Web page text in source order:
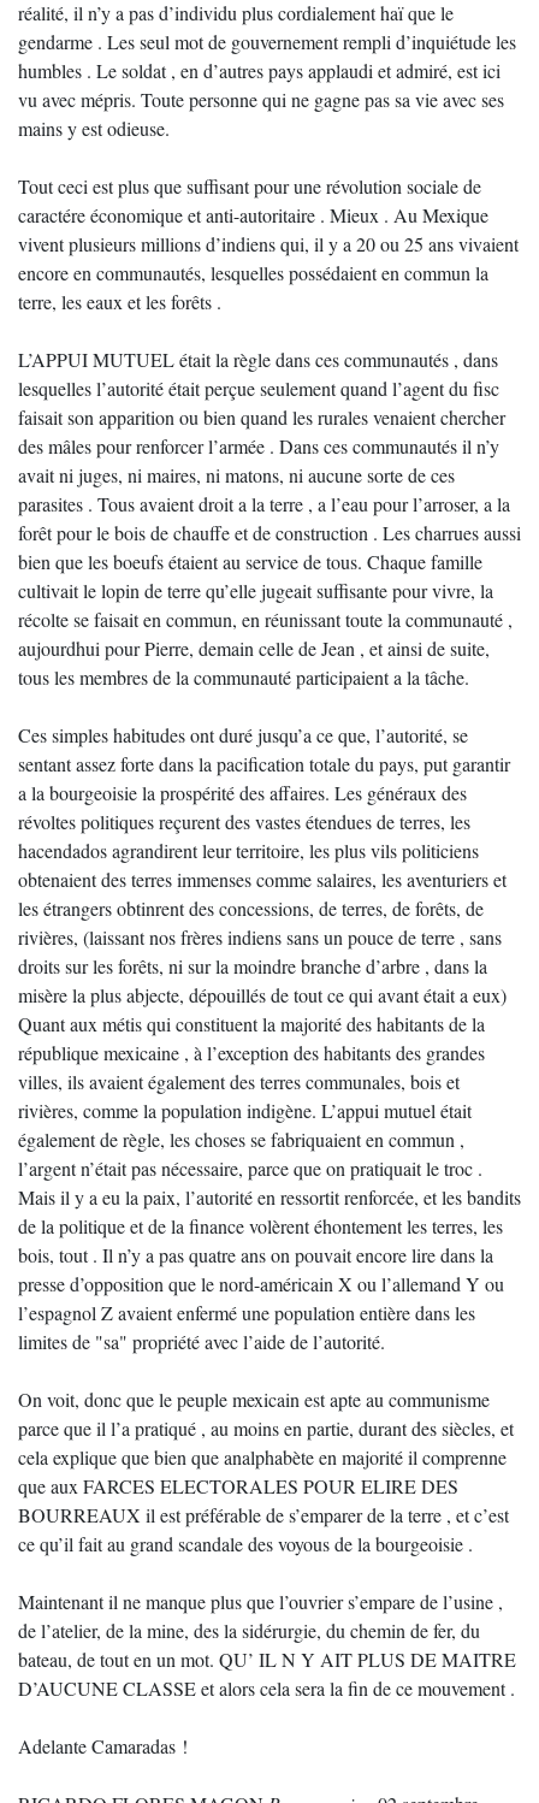
réalité, il n’y a pas d’individu plus cordialement haï que le
gendarme . Les seul mot de gouvernement rempli d’inquiétude les
humbles . Le soldat , en d’autres pays applaudi et admiré, est ici
vu avec mépris. Toute personne qui ne gagne pas sa vie avec ses
mains y est odieuse.
Tout ceci est plus que suffisant pour une révolution sociale de
caractére économique et anti-autoritaire . Mieux . Au Mexique
vivent plusieurs millions d’indiens qui, il y a 20 ou 25 ans vivaient
encore en communautés, lesquelles possédaient en commun la
terre, les eaux et les forêts .
L’APPUI MUTUEL était la règle dans ces communautés , dans
lesquelles l’autorité était perçue seulement quand l’agent du fisc
faisait son apparition ou bien quand les rurales venaient chercher
des mâles pour renforcer l’armée . Dans ces communautés il n’y
avait ni juges, ni maires, ni matons, ni aucune sorte de ces
parasites . Tous avaient droit a la terre , a l’eau pour l’arroser, a la
forêt pour le bois de chauffe et de construction . Les charrues aussi
bien que les boeufs étaient au service de tous. Chaque famille
cultivait le lopin de terre qu’elle jugeait suffisante pour vivre, la
récolte se faisait en commun, en réunissant toute la communauté ,
aujourdhui pour Pierre, demain celle de Jean , et ainsi de suite,
tous les membres de la communauté participaient a la tâche.
Ces simples habitudes ont duré jusqu’a ce que, l’autorité, se
sentant assez forte dans la pacification totale du pays, put garantir
a la bourgeoisie la prospérité des affaires. Les généraux des
révoltes politiques reçurent des vastes étendues de terres, les
hacendados agrandirent leur territoire, les plus vils politiciens
obtenaient des terres immenses comme salaires, les aventuriers et
les étrangers obtinrent des concessions, de terres, de forêts, de
rivières, (laissant nos frères indiens sans un pouce de terre , sans
droits sur les forêts, ni sur la moindre branche d’arbre , dans la
misère la plus abjecte, dépouillés de tout ce qui avant était a eux)
Quant aux métis qui constituent la majorité des habitants de la
république mexicaine , à l’exception des habitants des grandes
villes, ils avaient également des terres communales, bois et
rivières, comme la population indigène. L’appui mutuel était
également de règle, les choses se fabriquaient en commun ,
l’argent n’était pas nécessaire, parce que on pratiquait le troc .
Mais il y a eu la paix, l’autorité en ressortit renforcée, et les bandits
de la politique et de la finance volèrent éhontement les terres, les
bois, tout . Il n’y a pas quatre ans on pouvait encore lire dans la
presse d’opposition que le nord-américain X ou l’allemand Y ou
l’espagnol Z avaient enfermé une population entière dans les
limites de "sa" propriété avec l’aide de l’autorité.
On voit, donc que le peuple mexicain est apte au communisme
parce que il l’a pratiqué , au moins en partie, durant des siècles, et
cela explique que bien que analphabète en majorité il comprenne
que aux FARCES ELECTORALES POUR ELIRE DES
BOURREAUX il est préférable de s’emparer de la terre , et c’est
ce qu’il fait au grand scandale des voyous de la bourgeoisie .
Maintenant il ne manque plus que l’ouvrier s’empare de l’usine ,
de l’atelier, de la mine, des la sidérurgie, du chemin de fer, du
bateau, de tout en un mot. QU’ IL N Y AIT PLUS DE MAITRE
D’AUCUNE CLASSE et alors cela sera la fin de ce mouvement .
Adelante Camaradas !